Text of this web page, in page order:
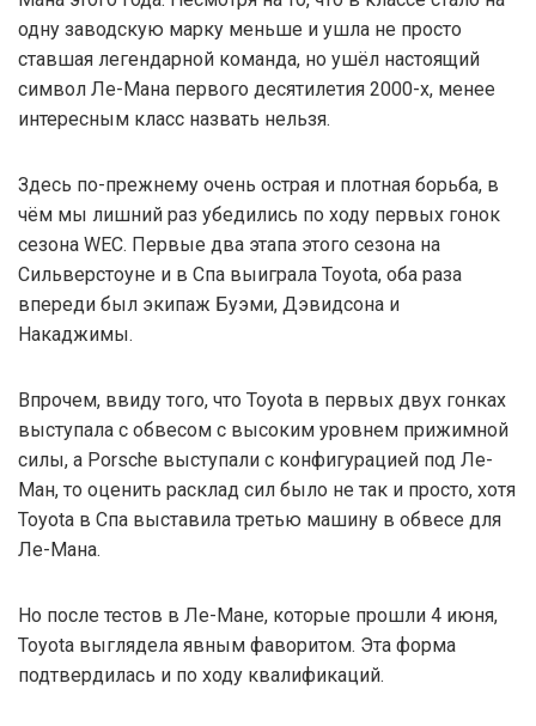
одну заводскую марку меньше и ушла не просто
ставшая легендарной команда, но ушёл настоящий
символ Ле-Мана первого десятилетия 2000-х, менее
интересным класс назвать нельзя.
Здесь по-прежнему очень острая и плотная борьба, в
чём мы лишний раз убедились по ходу первых гонок
сезона WEC. Первые два этапа этого сезона на
Сильверстоуне и в Спа выиграла Toyota, оба раза
впереди был экипаж Буэми, Дэвидсона и
Накаджимы.
Впрочем, ввиду того, что Toyota в первых двух гонках
выступала с обвесом с высоким уровнем прижимной
силы, a Porsche выступали с конфигурацией под Ле-
Ман, то оценить расклад сил было не так и просто, хотя
Toyota в Спа выставила третью машину в обвесе для
Ле-Мана.
Но после тестов в Ле-Мане, которые прошли 4 июня,
Toyota выглядела явным фаворитом. Эта форма
подтвердилась и по ходу квалификаций.